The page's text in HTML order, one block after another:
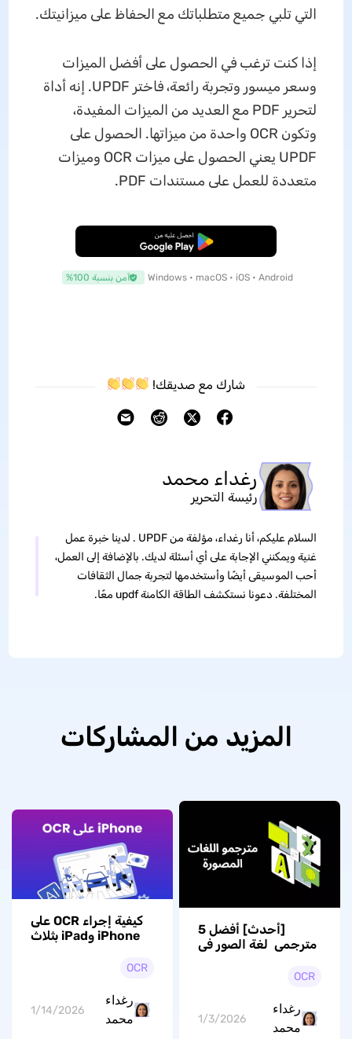
التي تلبي جميع متطلباتك مع الحفاظ على ميزانيتك.
إذا كنت ترغب في الحصول على أفضل الميزات
وسعر ميسور وتجربة رائعة، فاختر UPDF. إنه أداة
لتحرير PDF مع العديد من الميزات المفيدة،
وتكون OCR واحدة من ميزاتها. الحصول على
UPDF يعني الحصول على ميزات OCR وميزات
متعددة للعمل على مستندات PDF.
تنزيل مجاني
Windows • macOS • iOS • Android آمن بنسبة 100%
شارك مع صديقك!
رغداء محمد
رئيسة التحرير
السلام عليكم، أنا رغداء، مؤلفة من UPDF . لدينا خبرة عمل
غنية ويمكنني الإجابة على أي أسئلة لديك. بالإضافة إلى العمل،
أحب الموسيقى أيضًا وأستخدمها لتجربة جمال الثقافات
المختلفة. دعونا نستكشف الطاقة الكامنة updf معًا.
المزيد من المشاركات
[أحدث] أفضل 5
مترجمي لغة الصور في
OCR
رغداء
محمد
1/3/2026
كيفية إجراء OCR على
iPhone وiPad بثلاث
OCR
رغداء
محمد
1/14/2026